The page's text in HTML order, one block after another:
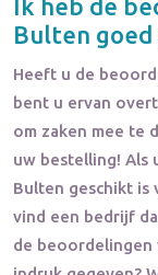
Ik heb de
Bulten goed
Heeft u de
bent u ervan
om zaken mee te
uw bestelling! Als
Bulten geschikt is
vind een bedrijf
de beoordelingen